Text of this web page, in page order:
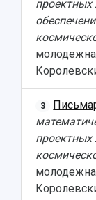
проектных
3
проектных